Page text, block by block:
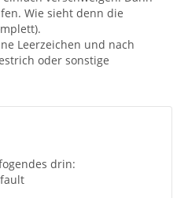
Wie sieht denn die
Leerzeichen und nach
oder sonstige
drin: